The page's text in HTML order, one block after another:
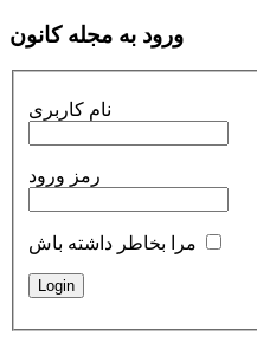
ورود به مجله کانون
نام کاربری
رمز ورود
مرا بخاطر داشته باش